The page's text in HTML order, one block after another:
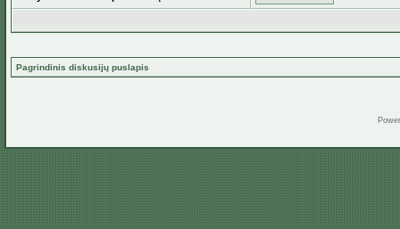
Pagrindinis diskusijų puslapis